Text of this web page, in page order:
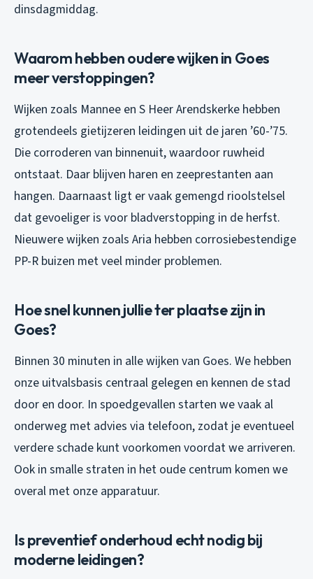
dinsdagmiddag.
Waarom hebben oudere wijken in Goes
meer verstoppingen?
Wijken zoals Mannee en S Heer Arendskerke hebben
grotendeels gietijzeren leidingen uit de jaren ’60-’75.
Die corroderen van binnenuit, waardoor ruwheid
ontstaat. Daar blijven haren en zeeprestanten aan
hangen. Daarnaast ligt er vaak gemengd rioolstelsel
dat gevoeliger is voor bladverstopping in de herfst.
Nieuwere wijken zoals Aria hebben corrosiebestendige
PP-R buizen met veel minder problemen.
Hoe snel kunnen jullie ter plaatse zijn in
Goes?
Binnen 30 minuten in alle wijken van Goes. We hebben
onze uitvalsbasis centraal gelegen en kennen de stad
door en door. In spoedgevallen starten we vaak al
onderweg met advies via telefoon, zodat je eventueel
verdere schade kunt voorkomen voordat we arriveren.
Ook in smalle straten in het oude centrum komen we
overal met onze apparatuur.
Is preventief onderhoud echt nodig bij
moderne leidingen?